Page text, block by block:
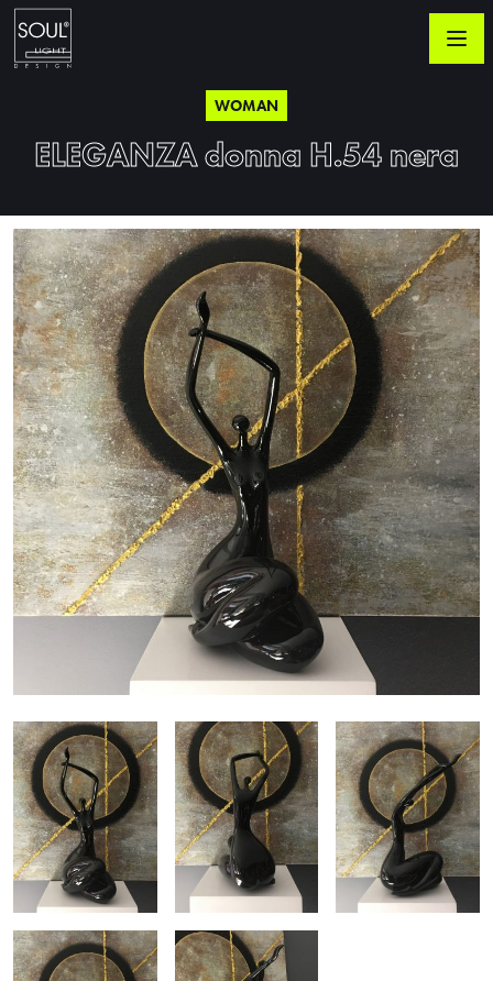
WOMAN
ELEGANZA donna H.54 nera